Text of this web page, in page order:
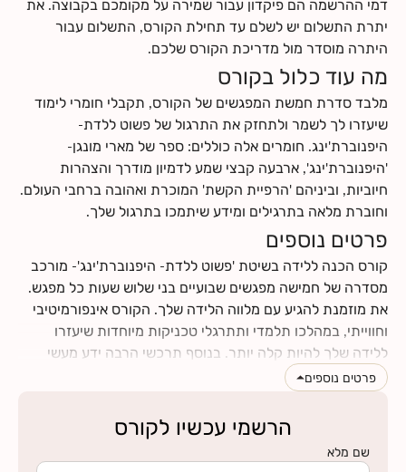
בלידה עדינה כאשר לומדים להרפות אותם. את ומלווה הלידה
שלך תרכשו ידע ותפתחו כישורי תקשורת אחד עם השנייה, עם
התינוק.ת שלכם ועם הצוות הרפואי.
לחצי כאןלקרוא עוד על תוכן הקורס
לחציכאןלמצוא מידע על החזרי ביטוח
יתרת התשלום יש לשלם עד תחילת הקורס, התשלום עבור
היתרה מוסדר מול מדריכת הקורס שלכם.
מה עוד כלול בקורס
מלבד סדרת חמשת המפגשים של הקורס, תקבלי חומרי לימוד
שיעזרו לך לשמר ולתחזק את התרגול של פשוט ללדת-
היפנוברת'ינג. חומרים אלה כוללים: ספר של מארי מונגן-
'היפנוברת'ינג', ארבעה קבצי שמע לדמיון מודרך והצהרות
חיוביות, וביניהם 'הרפיית הקשת' המוכרת ואהובה ברחבי העולם.
וחוברת מלאה בתרגילים ומידע שיתמכו בתרגול שלך.
פרטים נוספים
קורס הכנה ללידה בשיטת 'פשוט ללדת- היפנוברת'ינג'- מורכב
מסדרה של חמישה מפגשים שבועיים בני שלוש שעות כל מפגש.
את מוזמנת להגיע עם מלווה הלידה שלך. הקורס אינפורמיטיבי
וחווייתי, במהלכו תלמדי ותתרגלי טכניקות מיוחדות שיעזרו
ללידה שלך להיות קלה יותר. בנוסף תרכשי הרבה ידע מעשי
וטיפים לתקופת ההריון והלידה. תינתן לך ההזדמנות לעבור
תהליך מהנה של הבאת מודעות עצמית לגוף ולנפש שלך, תגלי
כמה הם מושפעים אחד מהשני, וכמה הם יכולים לתרום ולתמוך
בלידה עדינה כאשר לומדים להרפות אותם. את ומלווה הלידה
שלך תרכשו ידע ותפתחו כישורי תקשורת אחד עם השנייה, עם
פרטים נוספים
הרשמי עכשיו לקורס
שם מלא